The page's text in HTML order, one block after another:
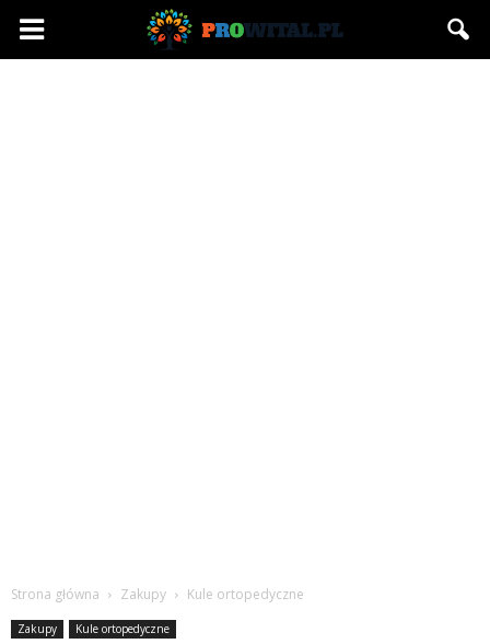
Prowital.pl
Strona główna Zakupy Kule ortopedyczne
Zakupy Kule ortopedyczne